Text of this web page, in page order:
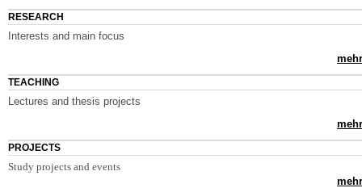
RESEARCH
Interests and main focus
TEACHING
Lectures and thesis projects
PROJECTS
Study projects and events